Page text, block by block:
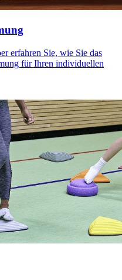
erfahren Sie, wie Sie das
für Ihren individuellen